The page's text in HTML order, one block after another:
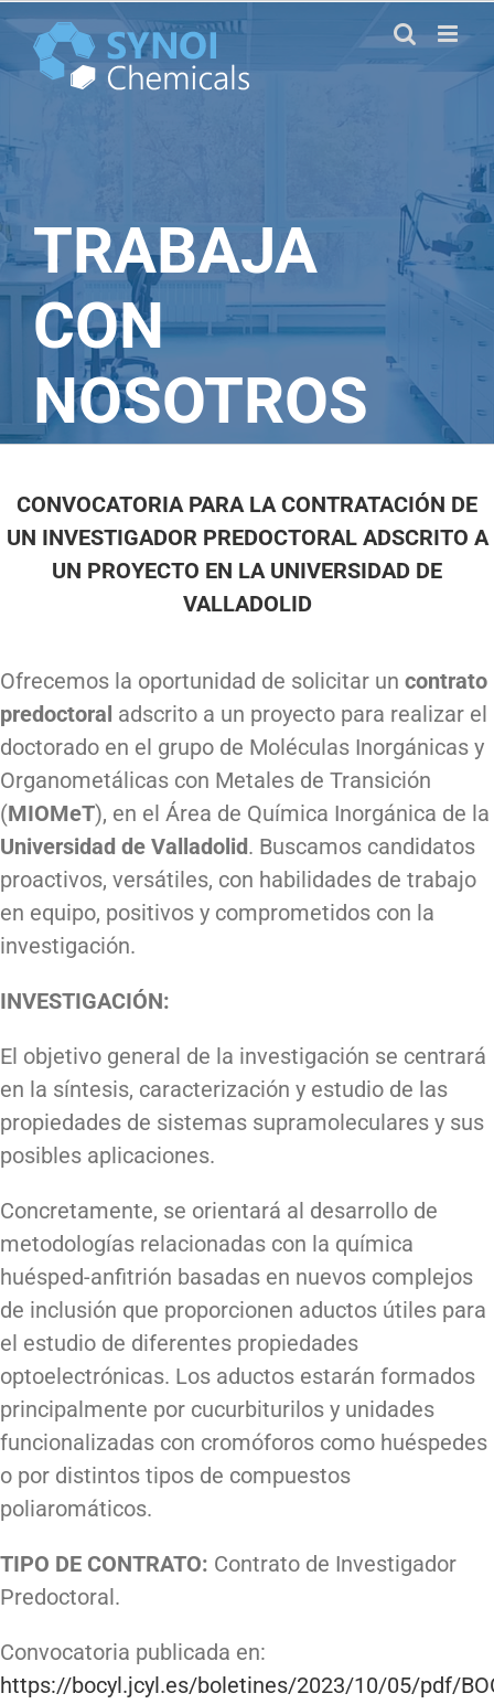
Skip
content
TRABAJA
CON
NOSOTROS
CONVOCATORIA PARA LA CONTRATACIÓN DE
UN INVESTIGADOR PREDOCTORAL ADSCRITO A
UN PROYECTO EN LA UNIVERSIDAD DE
VALLADOLID
Ofrecemos la oportunidad de solicitar un contrato
predoctoral adscrito a un proyecto para realizar el
doctorado en el grupo de Moléculas Inorgánicas y
Organometálicas con Metales de Transición
(MIOMeT), en el Área de Química Inorgánica de la
Universidad de Valladolid. Buscamos candidatos
proactivos, versátiles, con habilidades de trabajo
en equipo, positivos y comprometidos con la
investigación.
INVESTIGACIÓN:
El objetivo general de la investigación se centrará
en la síntesis, caracterización y estudio de las
propiedades de sistemas supramoleculares y sus
posibles aplicaciones.
Concretamente, se orientará al desarrollo de
metodologías relacionadas con la química
huésped-anfitrión basadas en nuevos complejos
de inclusión que proporcionen aductos útiles para
el estudio de diferentes propiedades
optoelectrónicas. Los aductos estarán formados
principalmente por cucurbiturilos y unidades
funcionalizadas con cromóforos como huéspedes
o por distintos tipos de compuestos
poliaromáticos.
TIPO DE CONTRATO: Contrato de Investigador
Predoctoral.
Convocatoria publicada en:
https://bocyl.jcyl.es/boletines/2023/10/05/pdf/